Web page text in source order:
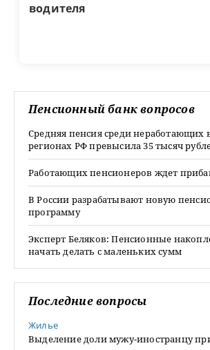
водителя
Пенсионный банк вопросов
Средняя пенсия среди неработающих
регионах РФ превысила 35 тысяч
Работающих пенсионеров ждет
В России разрабатывают новую
программу
Эксперт Беляков: Пенсионные
начать делать с маленьких сумм
Последние вопросы
Жилье
Выделение доли мужу-иностранцу